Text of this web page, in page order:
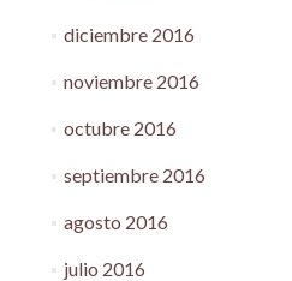
diciembre 2016
noviembre 2016
octubre 2016
septiembre 2016
agosto 2016
julio 2016